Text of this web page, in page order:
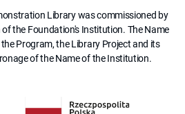
Library was commissioned by
the Foundation's Institution. The Name
Program, the Library Project and its
of the Name of the Institution.